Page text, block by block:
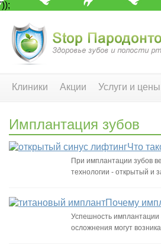
'));
Клиники Акции Услуги и цены
Имплантация зубов
Что
При имплантации зубов
технологии - открытый и
Почему
Успешность имплантации
осложнения могут